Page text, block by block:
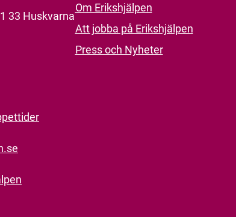
33 Huskvarna
Om Erikshjälpen
Att jobba på Erikshjälpen
Press och Nyheter